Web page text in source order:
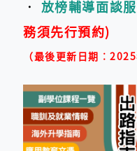
‧ 放榜輔導面談
務須先行預約)
（最後更新日期